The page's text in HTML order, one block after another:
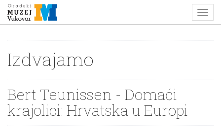
Izdvajamo
Bert Teunissen - Domaći
krajolici: Hrvatska u Europi